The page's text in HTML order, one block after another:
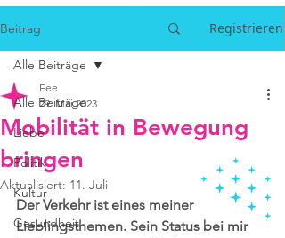
Beitrag Registrieren
Alle Beiträge
Liebe
Politik
Kultur
Gesundheit
Alle Beiträge
Mobilität in Bewegung
bringen
Fee
29. Mai 2023
Aktualisiert: 11. Juli
Der Verkehr ist eines meiner
Lieblingsthemen. Sein Status bei mir